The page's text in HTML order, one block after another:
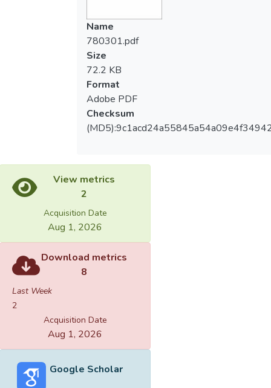
Name
780301.pdf
Size
72.2 KB
Format
Adobe PDF
Checksum
View metrics
2
Acquisition Date
Aug 1, 2026
Download metrics
8
Last Week
2
Acquisition Date
Aug 1, 2026
Google Scholar